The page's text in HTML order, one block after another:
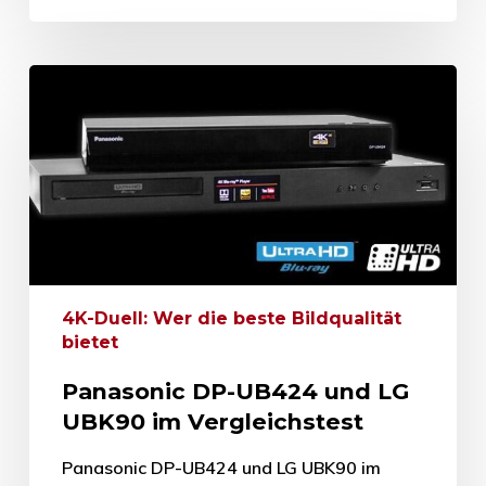
4K-Duell: Wer die beste Bildqualität
bietet
Panasonic DP-UB424 und LG
UBK90 im Vergleichstest
Panasonic DP-UB424 und LG UBK90 im